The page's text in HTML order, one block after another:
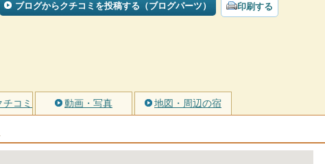
ブログからクチコミを投稿する（ブログパーツ） 印刷する
コミ 動画・写真 地図・周辺の宿